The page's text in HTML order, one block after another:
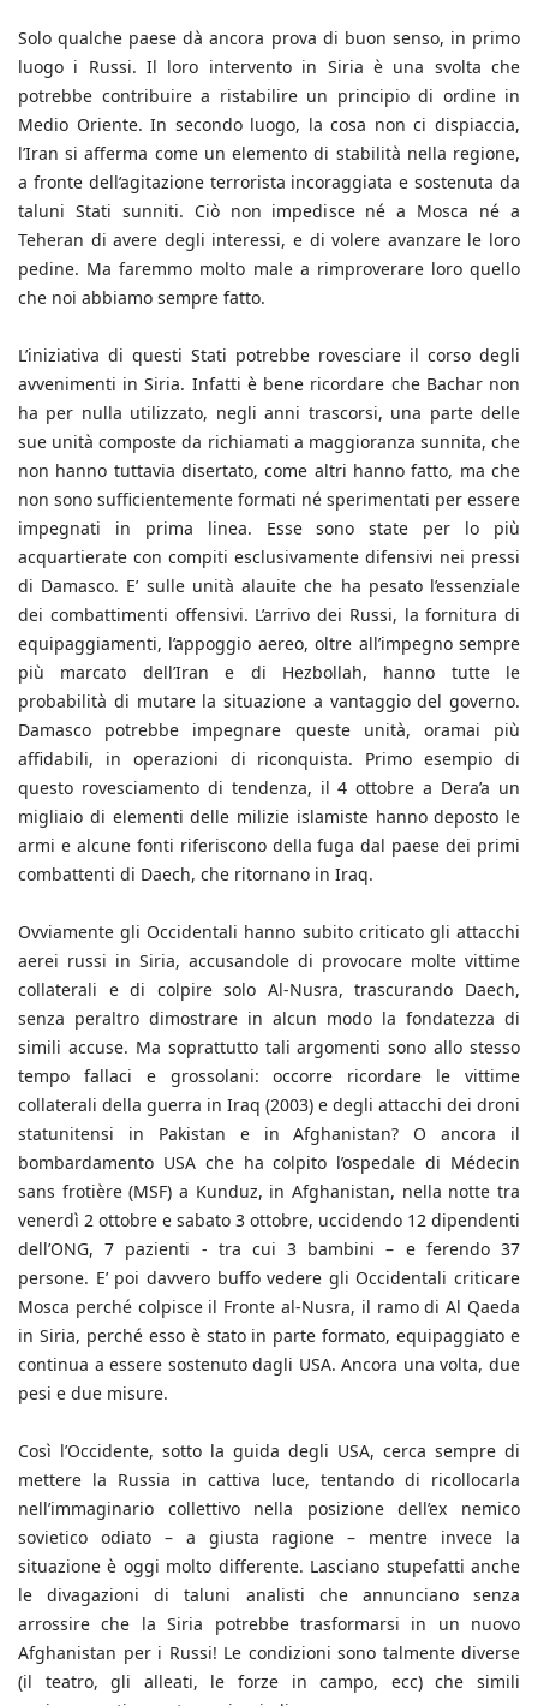
Solo qualche paese dà ancora prova di buon senso, in primo
luogo i Russi. Il loro intervento in Siria è una svolta che
potrebbe contribuire a ristabilire un principio di ordine in
Medio Oriente. In secondo luogo, la cosa non ci dispiaccia,
l’Iran si afferma come un elemento di stabilità nella regione,
a fronte dell’agitazione terrorista incoraggiata e sostenuta da
taluni Stati sunniti. Ciò non impedisce né a Mosca né a
Teheran di avere degli interessi, e di volere avanzare le loro
pedine. Ma faremmo molto male a rimproverare loro quello
che noi abbiamo sempre fatto.
L’iniziativa di questi Stati potrebbe rovesciare il corso degli
avvenimenti in Siria. Infatti è bene ricordare che Bachar non
ha per nulla utilizzato, negli anni trascorsi, una parte delle
sue unità composte da richiamati a maggioranza sunnita, che
non hanno tuttavia disertato, come altri hanno fatto, ma che
non sono sufficientemente formati né sperimentati per essere
impegnati in prima linea. Esse sono state per lo più
acquartierate con compiti esclusivamente difensivi nei pressi
di Damasco. E’ sulle unità alauite che ha pesato l’essenziale
dei combattimenti offensivi. L’arrivo dei Russi, la fornitura di
equipaggiamenti, l’appoggio aereo, oltre all’impegno sempre
più marcato dell’Iran e di Hezbollah, hanno tutte le
probabilità di mutare la situazione a vantaggio del governo.
Damasco potrebbe impegnare queste unità, oramai più
affidabili, in operazioni di riconquista. Primo esempio di
questo rovesciamento di tendenza, il 4 ottobre a Dera’a un
migliaio di elementi delle milizie islamiste hanno deposto le
armi e alcune fonti riferiscono della fuga dal paese dei primi
combattenti di Daech, che ritornano in Iraq.
Ovviamente gli Occidentali hanno subito criticato gli attacchi
aerei russi in Siria, accusandole di provocare molte vittime
collaterali e di colpire solo Al-Nusra, trascurando Daech,
senza peraltro dimostrare in alcun modo la fondatezza di
simili accuse. Ma soprattutto tali argomenti sono allo stesso
tempo fallaci e grossolani: occorre ricordare le vittime
collaterali della guerra in Iraq (2003) e degli attacchi dei droni
statunitensi in Pakistan e in Afghanistan? O ancora il
bombardamento USA che ha colpito l’ospedale di Médecin
sans frotière (MSF) a Kunduz, in Afghanistan, nella notte tra
venerdì 2 ottobre e sabato 3 ottobre, uccidendo 12 dipendenti
dell’ONG, 7 pazienti - tra cui 3 bambini – e ferendo 37
persone. E’ poi davvero buffo vedere gli Occidentali criticare
Mosca perché colpisce il Fronte al-Nusra, il ramo di Al Qaeda
in Siria, perché esso è stato in parte formato, equipaggiato e
continua a essere sostenuto dagli USA. Ancora una volta, due
pesi e due misure.
Così l’Occidente, sotto la guida degli USA, cerca sempre di
mettere la Russia in cattiva luce, tentando di ricollocarla
nell’immaginario collettivo nella posizione dell’ex nemico
sovietico odiato – a giusta ragione – mentre invece la
situazione è oggi molto differente. Lasciano stupefatti anche
le divagazioni di taluni analisti che annunciano senza
arrossire che la Siria potrebbe trasformarsi in un nuovo
Afghanistan per i Russi! Le condizioni sono talmente diverse
(il teatro, gli alleati, le forze in campo, ecc) che simili